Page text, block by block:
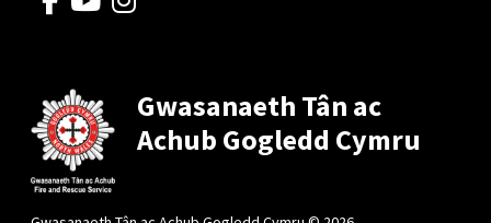
Gwasanaeth Tân ac
Achub Gogledd Cymru